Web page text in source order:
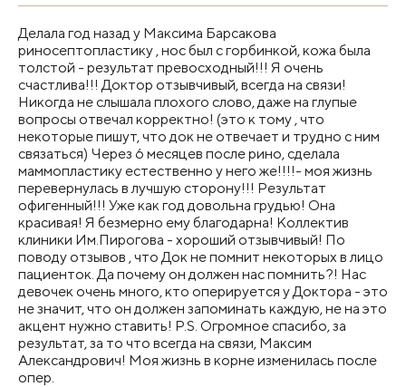
Делала год назад у Максима Барсакова
риносептопластику , нос был с горбинкой, кожа была
толстой - результат превосходный!!! Я очень
счастлива!!! Доктор отзывчивый, всегда на связи!
Никогда не слышала плохого слово, даже на глупые
вопросы отвечал корректно! (это к тому , что
некоторые пишут, что док не отвечает и трудно с ним
связаться) Через 6 месяцев после рино, сделала
маммопластику естественно у него же!!!!- моя жизнь
перевернулась в лучшую сторону!!! Результат
офигенный!!! Уже как год довольна грудью! Она
красивая! Я безмерно ему благодарна! Коллектив
клиники Им.Пирогова - хороший отзывчивый! По
поводу отзывов , что Док не помнит некоторых в лицо
пациенток. Да почему он должен нас помнить?! Нас
девочек очень много, кто оперируется у Доктора - это
не значит, что он должен запоминать каждую, не на это
акцент нужно ставить! P.S. Огромное спасибо, за
результат, за то что всегда на связи, Максим
Александрович! Моя жизнь в корне изменилась после
опер.